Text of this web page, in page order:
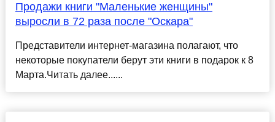
Продажи книги "Маленькие женщины"
выросли в 72 раза после "Оскара"
Представители интернет-магазина полагают, что
некоторые покупатели берут эти книги в подарок к 8
Марта.Читать далее......